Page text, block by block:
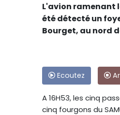
L'avion ramenant
été détecté un
Bourget, au nord
Ecoutez
A 16H53, les cinq
cinq fourgons du